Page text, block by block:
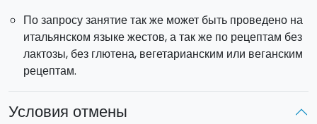
По запросу занятие так же может быть проведено на
итальянском языке жестов, а так же по рецептам без
лактозы, без глютена, вегетарианским или веганским
рецептам.
Условия отмены